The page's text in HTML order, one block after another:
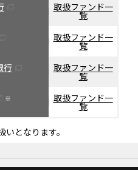
取扱ファンド一
覧
取扱ファンド一
覧
行
取扱ファンド一
覧
※ 取扱ファンド一
覧
となります。